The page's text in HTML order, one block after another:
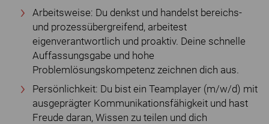
Arbeitsweise: Du denkst und handelst bereichs-
und prozessübergreifend, arbeitest
eigenverantwortlich und proaktiv. Deine schnelle
Auffassungsgabe und hohe
Problemlösungskompetenz zeichnen dich aus.
Persönlichkeit: Du bist ein Teamplayer (m/w/d) mit
ausgeprägter Kommunikationsfähigkeit und hast
Freude daran, Wissen zu teilen und dich